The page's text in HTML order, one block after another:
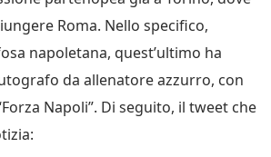
Roma. Nello specifico,
napoletana, quest’ultimo ha
da allenatore azzurro, con
Napoli”. Di seguito, il tweet che